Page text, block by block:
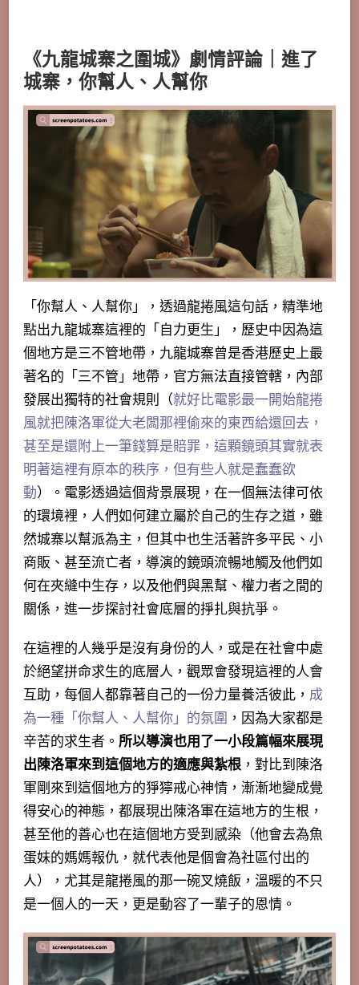
《九龍城寨之圍城》劇情評論｜進了
城寨，你幫人、人幫你
「你幫人、人幫你」，透過龍捲風這句話，精準地
點出九龍城寨這裡的「自力更生」，歷史中因為這
個地方是三不管地帶，九龍城寨曾是香港歷史上最
著名的「三不管」地帶，官方無法直接管轄，內部
發展出獨特的社會規則（就好比電影最一開始龍捲
風就把陳洛軍從大老闆那裡偷來的東西給還回去，
甚至是還附上一筆錢算是賠罪，這顆鏡頭其實就表
明著這裡有原本的秩序，但有些人就是蠢蠢欲
動）。電影透過這個背景展現，在一個無法律可依
的環境裡，人們如何建立屬於自己的生存之道， 雖
然城寨以幫派為主，但其中也生活著許多平民、小
商販、甚至流亡者 ，導演的鏡頭流暢地觸及他們如
何在夾縫中生存，以及他們與黑幫、權力者之間的
關係，進一步探討社會底層的掙扎與抗爭。
在這裡的人幾乎是沒有身份的人，或是在社會中處
於絕望拼命求生的底層人，觀眾會發現這裡的人會
互助，每個人都靠著自己的一份力量養活彼此， 成
為一種「你幫人、人幫你」的氛圍 ，因為大家都是
辛苦的求生者。 所以導演也用了一小段篇幅來展現
出陳洛軍來到這個地方的適應與紮根 ，對比到陳洛
軍剛來到這個地方的猙獰戒心神情，漸漸地變成覺
得安心的神態， 都展現出陳洛軍在這地方的生根 ，
甚至他的善心也在這個地方受到感染（他會去為魚
蛋妹的媽媽報仇，就代表他是個會為社區付出的
人）， 尤其是龍捲風的那一碗叉燒飯，溫暖的不只
是一個人的一天，更是動容了一輩子的恩情 。